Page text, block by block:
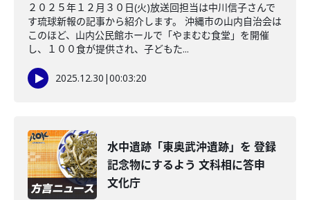
２０２５年１２月３０日(火)放送回担当は中川信子さんで
す琉球新報の記事から紹介します。 沖縄市の山内自治会は
このほど、山内公民館ホールで「やまむむ食堂」を開催
し、１００食が提供され、子どもた...
2025.12.30 |00:03:20
水中遺跡「東奥武沖遺跡」を 登録
記念物にするよう 文科相に答申
文化庁